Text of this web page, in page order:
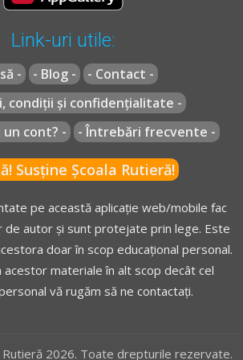
- Articolul 142
voluntară a vehiculelor:
puţin de 25 m înainte şi după acestea;
de aplicare a OUG 195/2002
Link-uri utile:
- - Blog -
- Contact -
condiții și confidențialitate -
un cont? -
- Întrebări frecvente -
Susține Școala Rutieră!
pe această aplicație web/mobile fac
autor și sunt protejate prin lege. Este
doar în scop educațional personal.
materiale în alt scop decât cel
vă rugăm să ne contactați.
2026. Toate drepturile rezervate.